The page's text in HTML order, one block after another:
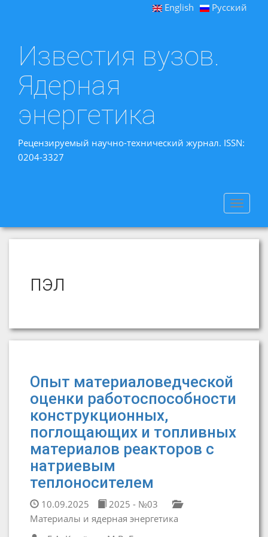
English Русский
Известия вузов.
Ядерная
энергетика
Рецензируемый научно-технический журнал. ISSN:
0204-3327
Toggle
пэл
Опыт материаловедческой
оценки работоспособности
конструкционных,
поглощающих и топливных
материалов реакторов с
натриевым
теплоносителем
10.09.2025
2025 - №03
Материалы и ядерная энергетика